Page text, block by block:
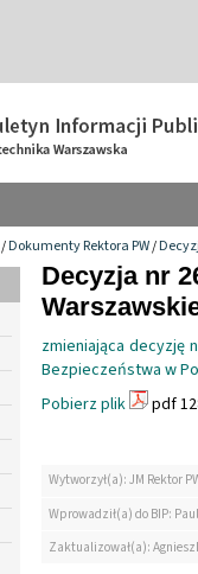
/Dokumenty Rektora PW/
Decyzja nr
zmieniająca decyzję
Bezpieczeństwa w
Pobierz plik
pdf
Wytworzył(a): JM Rektor
Wprowadził(a) do BIP:
Zaktualizował(a):